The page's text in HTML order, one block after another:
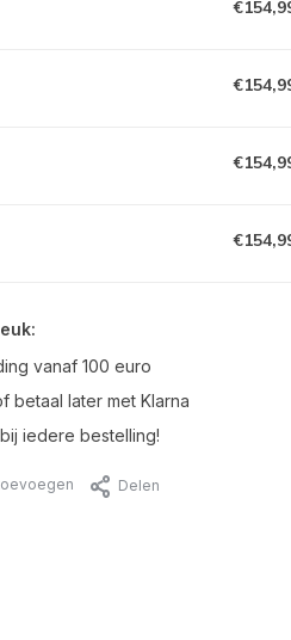
vanaf 100 euro
betaal later met Klarna
iedere bestelling!
Delen